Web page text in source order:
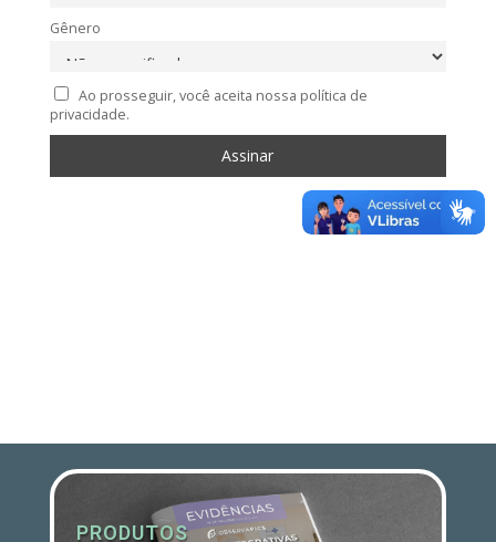
Gênero
Ao prosseguir, você aceita nossa política de
privacidade.
PRODUTOS